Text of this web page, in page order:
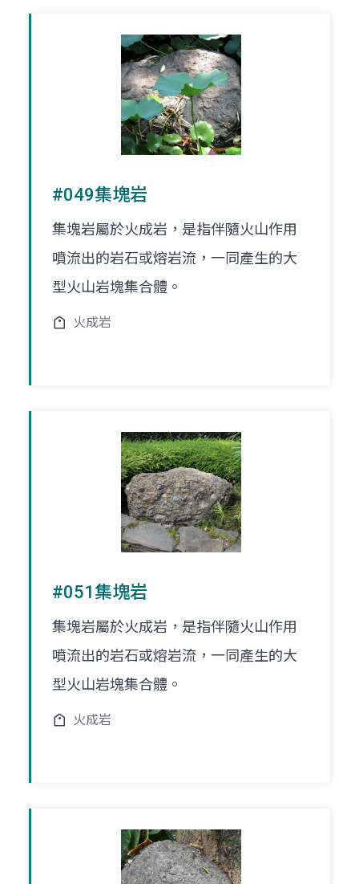
#049集塊岩
集塊岩屬於火成岩，是指伴隨火山作用
噴流出的岩石或熔岩流，一同產生的大
型火山岩塊集合體。
火成岩
#051集塊岩
集塊岩屬於火成岩，是指伴隨火山作用
噴流出的岩石或熔岩流，一同產生的大
型火山岩塊集合體。
火成岩